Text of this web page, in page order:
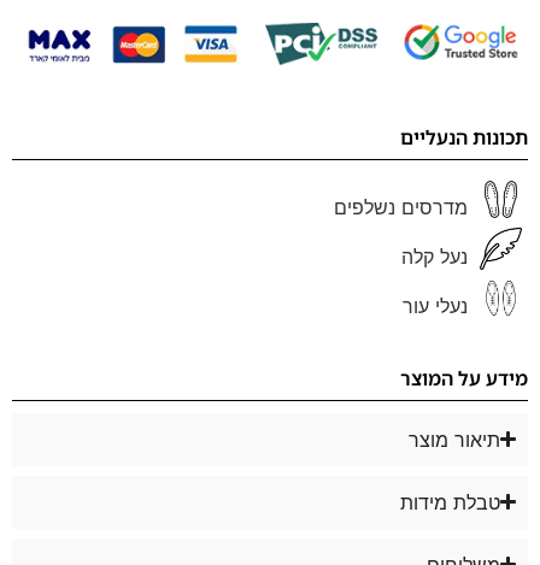
תכונות הנעליים
מדרסים נשלפים
נעל קלה
נעלי עור
מידע על המוצר
תיאור מוצר
טבלת מידות